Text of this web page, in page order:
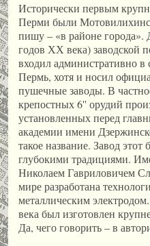
Исторически первым
Перми были
пишу – «в районе города».
годов ХХ века) заводской
входил административно в
Пермь, хотя и носил
пушечные заводы. В
крепостных 6'' орудий
установленных перед
академии имени
такое название. Завод
глубокими традициями.
Николаем Гавриловичем
мире разработана
металлическим
века был изготовлен
Да, чего говорить – в